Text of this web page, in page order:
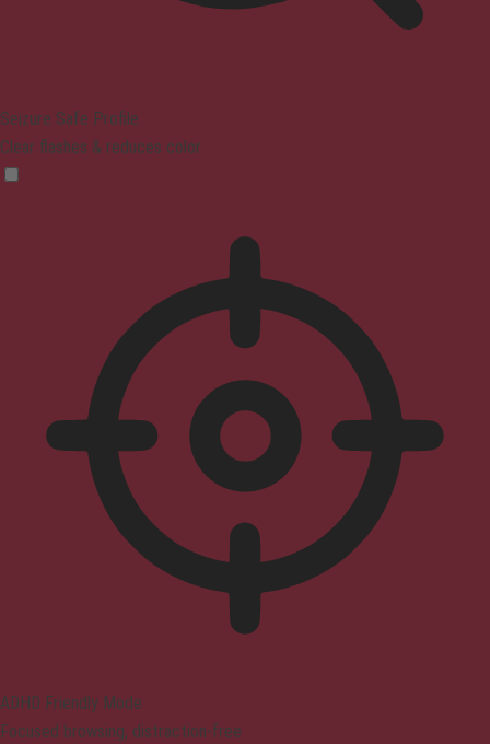
Seizure Safe Profile
Clear flashes & reduces color
ADHD Friendly Mode
Focused browsing, distraction-free